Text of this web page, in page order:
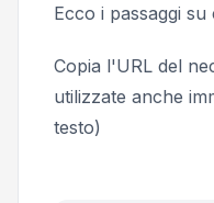
Ecco i passaggi
Copia l'URL del
utilizzate anche
testo)